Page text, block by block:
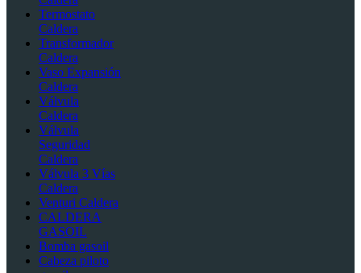
Termostato
Caldera
Transformador
Caldera
Vaso Expansión
Caldera
Válvula
Caldera
Válvula
Seguridad
Caldera
Válvula 3 Vías
Caldera
Venturi Caldera
CALDERA
GASOIL
Bomba gasoil
Cabeza piloto